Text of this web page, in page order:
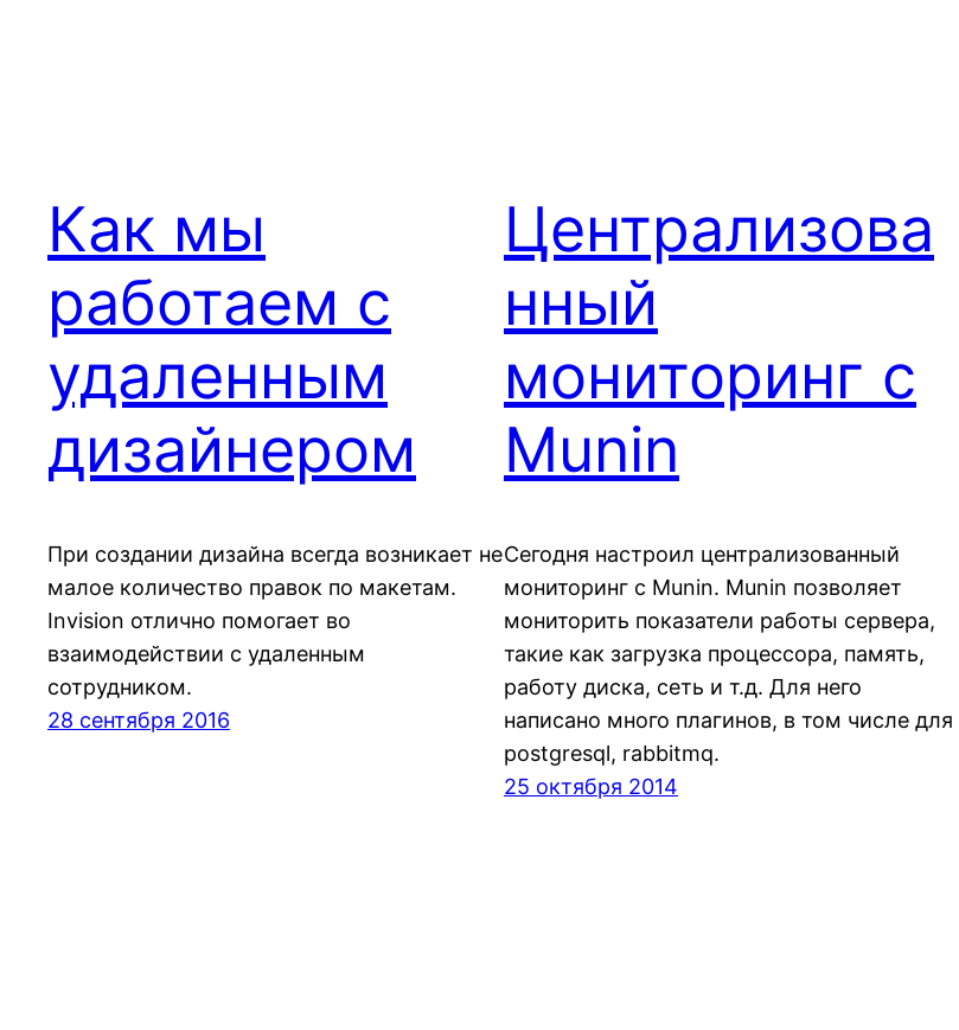
Как мы
работаем с
удаленным
дизайнером
При создании дизайна всегда возникает не
малое количество правок по макетам.
Invision отлично помогает во
взаимодействии с удаленным
сотрудником.
28 сентября 2016
Централизова
нный
мониторинг c
Munin
Сегодня настроил централизованный
мониторинг c Munin. Munin позволяет
мониторить показатели работы сервера,
такие как загрузка процессора, память,
работу диска, сеть и т.д. Для него
написано много плагинов, в том числе для
postgresql, rabbitmq.
25 октября 2014